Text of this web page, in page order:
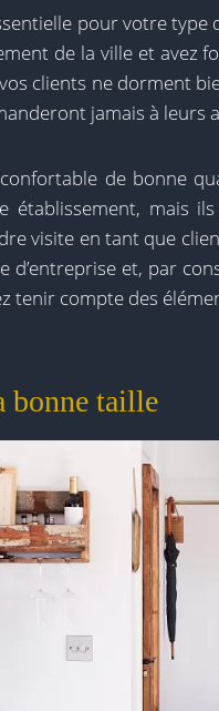
pour votre type
de la ville et avez
clients ne dorment
jamais à leurs
de bonne
mais
visite en tant que
et, par
tenir compte des
bonne taille